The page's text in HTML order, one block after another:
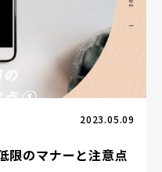
2023.05.09
限のマナーと注意点